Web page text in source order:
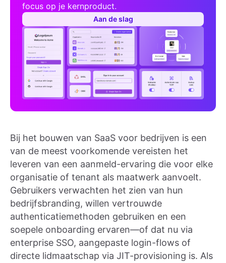
focus op je kernproduct.
Aan de slag
Bij het bouwen van SaaS voor bedrijven is een
van de meest voorkomende vereisten het
leveren van een aanmeld-ervaring die voor elke
organisatie of tenant als maatwerk aanvoelt.
Gebruikers verwachten het zien van hun
bedrijfsbranding, willen vertrouwde
authenticatiemethoden gebruiken en een
soepele onboarding ervaren—of dat nu via
enterprise SSO, aangepaste login-flows of
directe lidmaatschap via JIT-provisioning is. Als